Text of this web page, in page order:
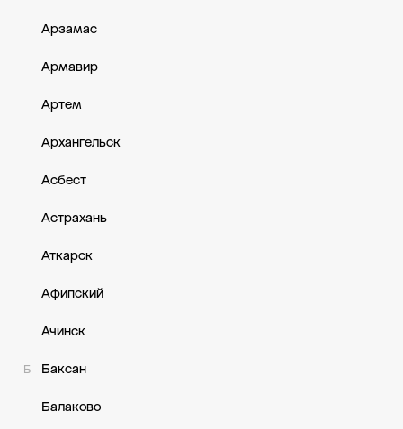
Арзамас
Армавир
Артем
Архангельск
Асбест
Астрахань
Аткарск
Афипский
Ачинск
Б Баксан
Балаково